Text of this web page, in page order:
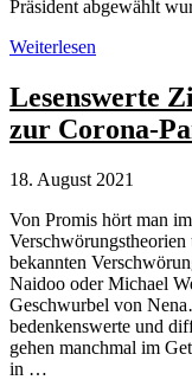
Präsident abgewählt
Verschwörungstheorie
Wahlbetrug?
Auch
bei
Demokraten
Weiterlesen
Lesenswerte
zur Corona-
18. August 2021
Von Promis hört man
bekannten
Naidoo oder Michael
Geschwurbel von
bedenkenswerte und
gehen manchmal im
in …